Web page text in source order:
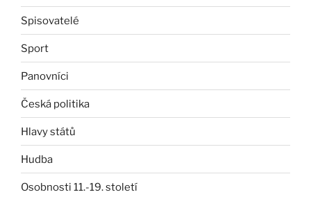
Spisovatelé
Sport
Panovníci
Česká politika
Hlavy států
Hudba
Osobnosti 11.-19. století